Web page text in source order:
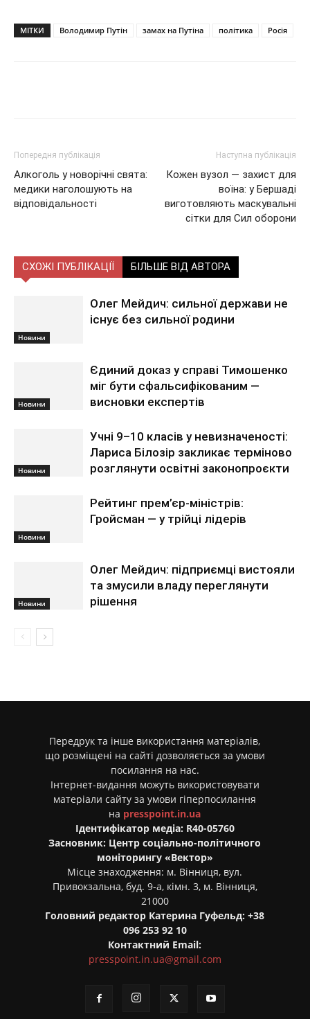
МІТКИ Володимир Путін замах на Путіна політика Росія
Попередня публікація
Алкоголь у новорічні свята:
медики наголошують на
відповідальності
Наступна публікація
Кожен вузол — захист для
воїна: у Бершаді
виготовляють маскувальні
сітки для Сил оборони
СХОЖІ ПУБЛІКАЦІЇ БІЛЬШЕ ВІД АВТОРА
Новини
Олег Мейдич: сильної держави не
існує без сильної родини
Новини
Єдиний доказ у справі Тимошенко
міг бути сфальсифікованим —
висновки експертів
Новини
Учні 9–10 класів у невизначеності:
Лариса Білозір закликає терміново
розглянути освітні законопроєкти
Новини
Рейтинг прем’єр-міністрів:
Гройсман — у трійці лідерів
Новини
Олег Мейдич: підприємці вистояли
та змусили владу переглянути
рішення
Передрук та інше використання матеріалів,
що розміщені на сайті дозволяється за умови
посилання на нас.
Інтернет-видання можуть використовувати
матеріали сайту за умови гіперпосилання
на presspoint.in.ua
Ідентифікатор медіа: R40-05760
Засновник: Центр соціально-політичного
моніторингу «Вектор»
Місце знаходження: м. Вінниця, вул.
Привокзальна, буд. 9-а, кімн. 3, м. Вінниця,
21000
Головний редактор Катерина Гуфельд: +38
096 253 92 10
Контактний Email:
presspoint.in.ua@gmail.com